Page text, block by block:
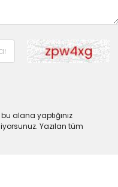
alana yaptığınız
Yazılan tüm